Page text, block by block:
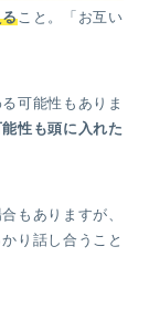
こと。「お互い
可能性もありま
性も頭に入れた
もありますが、
り話し合うこと